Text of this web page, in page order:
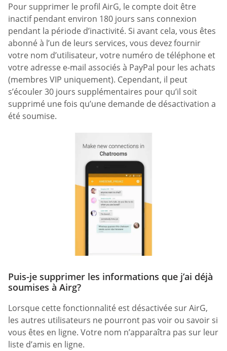
Pour supprimer le profil AirG, le compte doit être
inactif pendant environ 180 jours sans connexion
pendant la période d’inactivité. Si avant cela, vous êtes
abonné à l’un de leurs services, vous devez fournir
votre nom d’utilisateur, votre numéro de téléphone et
votre adresse e-mail associés à PayPal pour les achats
(membres VIP uniquement). Cependant, il peut
s’écouler 30 jours supplémentaires pour qu’il soit
supprimé une fois qu’une demande de désactivation a
été soumise.
Puis-je supprimer les informations que j’ai déjà
soumises à Airg?
Lorsque cette fonctionnalité est désactivée sur AirG,
les autres utilisateurs ne pourront pas voir ou savoir si
vous êtes en ligne. Votre nom n’apparaîtra pas sur leur
liste d’amis en ligne.